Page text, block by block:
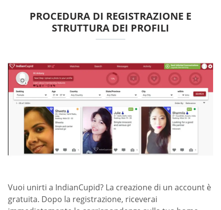
PROCEDURA DI REGISTRAZIONE E
STRUTTURA DEI PROFILI
Vuoi unirti a IndianCupid? La creazione di un account è
gratuita. Dopo la registrazione, riceverai